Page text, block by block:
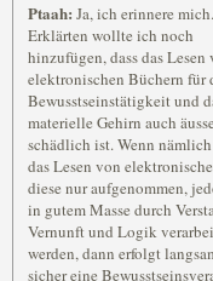
Ptaah: Ja, ich erinnere
Erklärten wollte ich noch
hinzufügen, dass das Lesen
elektronischen Büchern für
Bewusstseinstätigkeit und
materielle Gehirn auch
schädlich ist. Wenn
das Lesen von
diese nur aufgenommen,
in gutem Masse durch
Vernunft und Logik
werden, dann erfolgt
sicher eine